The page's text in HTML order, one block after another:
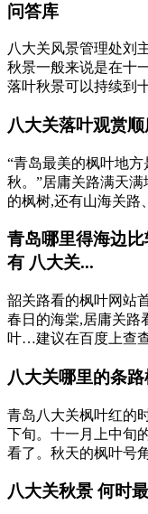
问答库
八大关风景管理处刘
秋景一般来说是在十
落叶秋景可以持续到
八大关落叶观赏顺
“青岛最美的枫叶地
秋。”居庸关路满天
的枫树,还有山海关路
青岛哪里得海边
有 八大关...
韶关路看的枫叶网站
春日的海棠,居庸关路
叶…建议在百度上查
八大关哪里的条
青岛八大关枫叶红的
下旬。十一月上中旬
看了。秋天的枫叶号
八大关秋景 何时